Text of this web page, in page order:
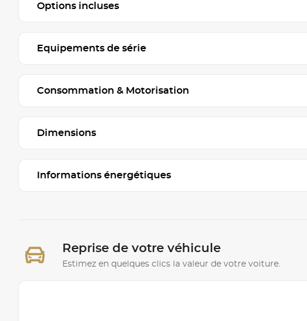
Options incluses
Equipements de série
Consommation & Motorisation
Dimensions
Informations énergétiques
Reprise de votre véhicule
Estimez en quelques clics la valeur de votre voiture.